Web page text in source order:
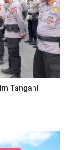
Tangani